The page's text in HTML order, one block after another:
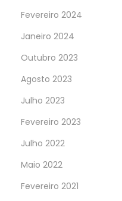
Fevereiro 2024
Janeiro 2024
Outubro 2023
Agosto 2023
Julho 2023
Fevereiro 2023
Julho 2022
Maio 2022
Fevereiro 2021